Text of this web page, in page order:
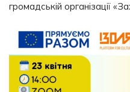
громадській організації